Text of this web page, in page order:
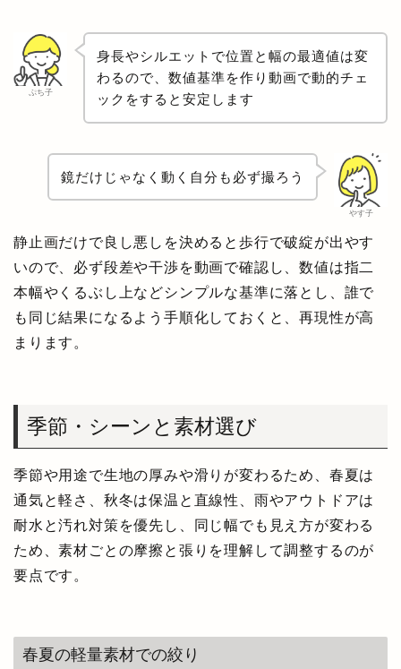
ぷち子
身長やシルエットで位置と幅の最適値は変
わるので、数値基準を作り動画で動的チェ
ックをすると安定します
やす子
鏡だけじゃなく動く自分も必ず撮ろう
静止画だけで良し悪しを決めると歩行で破綻が出やす
いので、必ず段差や干渉を動画で確認し、数値は指二
本幅やくるぶし上などシンプルな基準に落とし、誰で
も同じ結果になるよう手順化しておくと、再現性が高
まります。
季節・シーンと素材選び
季節や用途で生地の厚みや滑りが変わるため、春夏は
通気と軽さ、秋冬は保温と直線性、雨やアウトドアは
耐水と汚れ対策を優先し、同じ幅でも見え方が変わる
ため、素材ごとの摩擦と張りを理解して調整するのが
要点です。
春夏の軽量素材での絞り